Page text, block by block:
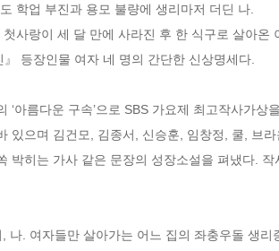
학업 부진과 용모 불량에 생리마저 더딘 나.
사랑이 세 달 만에 사라진 후 한 식구로 살아온
』 등장인물 여자 네 명의 간단한 신상명세다.
‘아름다운 구속’으로 SBS 가요제 최고작사가
있으며 김건모, 김종서, 신승훈, 임창정, 쿨, 브
박히는 가사 같은 문장의 성장소설을 펴냈다.
나. 여자들만 살아가는 어느 집의 좌충우돌 생